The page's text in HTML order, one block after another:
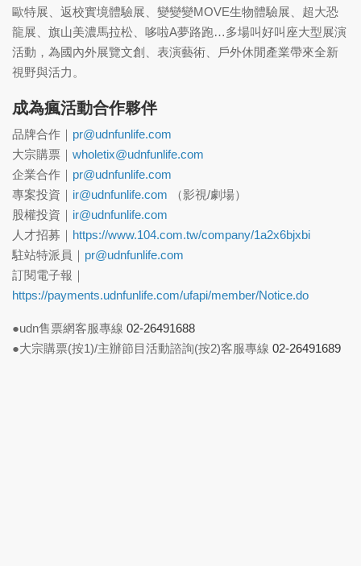
歐特展、返校實境體驗展、變變變MOVE生物體驗展、超大恐
龍展、旗山美濃馬拉松、哆啦A夢路跑…多場叫好叫座大型展演
活動，為國內外展覽文創、表演藝術、戶外休閒產業帶來全新
視野與活力。
成為瘋活動合作夥伴
品牌合作｜ pr@udnfunlife.com
大宗購票｜ wholetix@udnfunlife.com
企業合作｜ pr@udnfunlife.com
專案投資｜ ir@udnfunlife.com （影視/劇場）
股權投資｜ ir@udnfunlife.com
人才招募｜ https://www.104.com.tw/company/1a2x6bjxbi
駐站特派員｜ pr@udnfunlife.com
訂閱電子報｜
https://payments.udnfunlife.com/ufapi/member/Notice.do
●udn售票網客服專線 02-26491688
●大宗購票(按1)/主辦節目活動諮詢(按2)客服專線 02-26491689